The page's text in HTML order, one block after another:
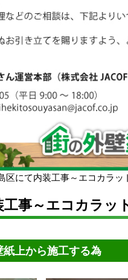
区にて内装工事～エコカラッ
事～エコカラッ
上から施工する為